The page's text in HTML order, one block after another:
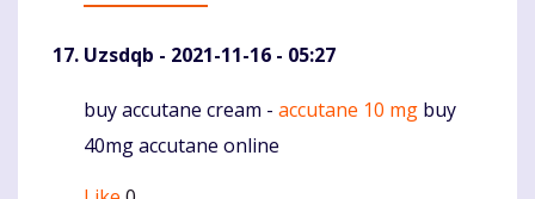
Uzsdqb - 2021-11-16 - 05:27
Komentaras
buy accutane cream - accutane 10 mg buy
40mg accutane online